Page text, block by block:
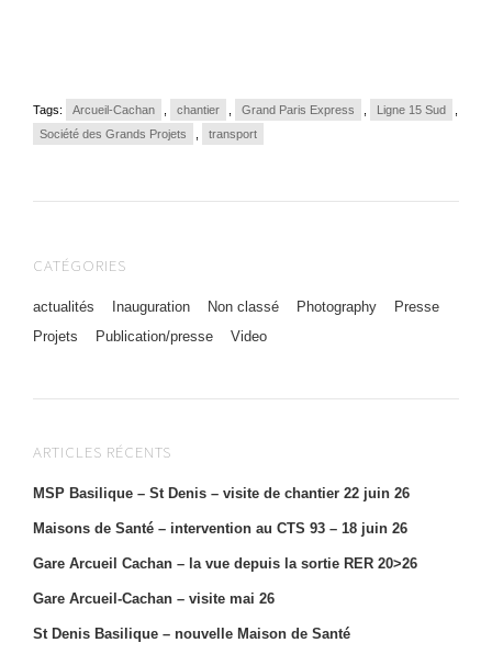
Tags: Arcueil-Cachan chantier Grand Paris Express Ligne 15 Sud
Société des Grands Projets
transport
CATÉGORIES
actualités Inauguration Non classé Photography
Presse
Projets
Publication/presse Video
ARTICLES RÉCENTS
MSP Basilique – St Denis – visite de chantier 22 juin 26
Maisons de Santé – intervention au CTS 93 – 18 juin 26
Gare Arcueil Cachan – la vue depuis la sortie RER 20>26
Gare Arcueil-Cachan – visite mai 26
St Denis Basilique – nouvelle Maison de Santé